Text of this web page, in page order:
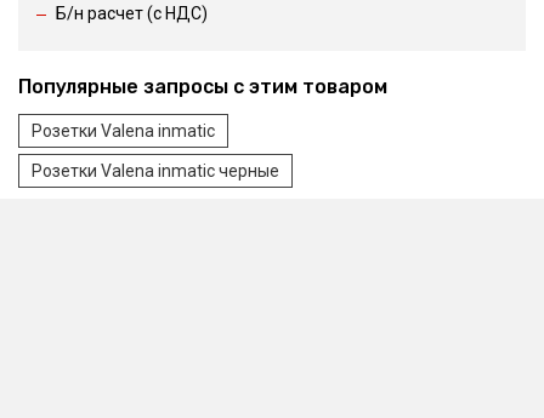
Б/н расчет (c НДС)
Популярные запросы с этим товаром
Розетки Valena inmatic
Розетки Valena inmatic черные